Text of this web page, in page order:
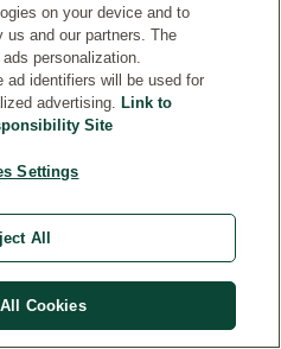
on your device and to
us and our partners. The
personalization.
ad identifiers will be used for
advertising. Link to
Site
Settings
All
Cookies